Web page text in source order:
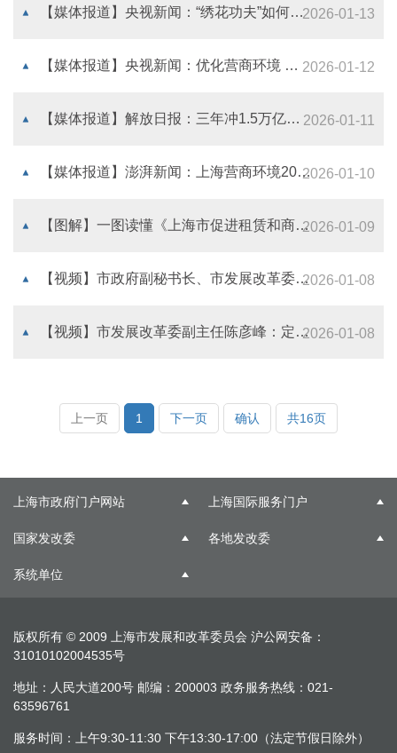
【媒体报道】央视新闻：“绣花功夫”如何切中上海优化营商环境的要害2026-01-13
【媒体报道】央视新闻：优化营商环境 上海推出26条任务举措 2026-01-12
【媒体报道】解放日报：三年冲1.5万亿元！上海要对“最分散”的行业进行改革 2026-01-11
【媒体报道】澎湃新闻：上海营商环境2026方案解读，以大营商理念塑一流产业生态2026-01-10
【图解】一图读懂《上海市促进租赁和商务服务业“产业聚集、空间聚集、要素聚集”三年行动计划（2026—2028年）》2026-01-09
【视频】市政府副秘书长、市发展改革委主任顾军：一流营商环境，最终体现的是上海骨子里的规则与效率，是这座城市涌动着的活力与魅力2026-01-08
【视频】市发展改革委副主任陈彦峰：定期听取企业专家行业商协会意见建议，更好发挥媒体观察员、营商体验官等作用2026-01-08
上一页 1 下一页 确认 共16页
上海市政府门户网站 上海国际服务门户
国家发改委 各地发改委
系统单位
版权所有 © 2009 上海市发展和改革委员会 沪公网安备：
31010102004535号
地址：人民大道200号 邮编：200003 政务服务热线：021-
63596761
服务时间：上午9:30-11:30 下午13:30-17:00（法定节假日除外）